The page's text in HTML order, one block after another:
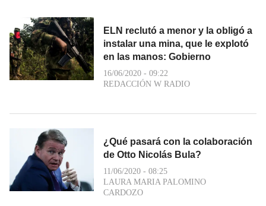
ELN reclutó a menor y la obligó a
instalar una mina, que le explotó
en las manos: Gobierno
16/06/2020 - 09:22
REDACCIÓN W RADIO
¿Qué pasará con la colaboración
de Otto Nicolás Bula?
11/06/2020 - 08:25
LAURA MARIA PALOMINO
CARDOZO